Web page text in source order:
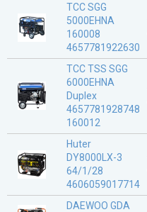
ТСС SGG
5000EHNA
160008
4657781922630
ТСС TSS SGG
6000EHNA
Duplex
4657781928748
160012
Huter
DY8000LX-3
64/1/28
4606059017714
DAEWOO GDA